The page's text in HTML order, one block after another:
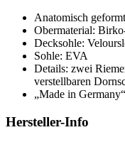
Anatomisch
Obermaterial:
Decksohle:
Sohle: EVA
Details: zwei
verstellbaren
„Made in Germany“
Hersteller-Info